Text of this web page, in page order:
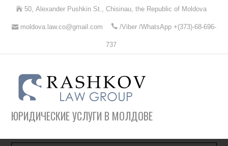
50, Alexander Pushkin St., Chisinau, the Republic of Moldova
moldova.law.co@gmail.com /Viber /WhatsApp +(373)-68-696-
737
ЮРИДИЧЕСКИЕ УСЛУГИ В МОЛДОВЕ